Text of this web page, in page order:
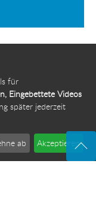
für
Eingebettete Videos
später jederzeit
ab Akzeptieren